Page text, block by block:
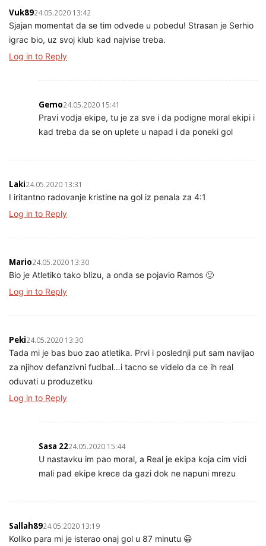
Vuk8924.05.2020 13:42
Sjajan momentat da se tim odvede u pobedu! Strasan je Serhio
igrac bio, uz svoj klub kad najvise treba.
Log in to Reply
Gemo24.05.2020 15:41
Pravi vodja ekipe, tu je za sve i da podigne moral ekipi i
kad treba da se on uplete u napad i da poneki gol
Laki24.05.2020 13:31
I iritantno radovanje kristine na gol iz penala za 4:1
Log in to Reply
Mario24.05.2020 13:30
Bio je Atletiko tako blizu, a onda se pojavio Ramos 🙂
Log in to Reply
Peki24.05.2020 13:30
Tada mi je bas buo zao atletika. Prvi i poslednji put sam navijao
za njihov defanzivni fudbal…i tacno se videlo da ce ih real
oduvati u produzetku
Log in to Reply
Sasa 2224.05.2020 15:44
U nastavku im pao moral, a Real je ekipa koja cim vidi
mali pad ekipe krece da gazi dok ne napuni mrezu
Sallah8924.05.2020 13:19
Koliko para mi je isterao onaj gol u 87 minutu 😀